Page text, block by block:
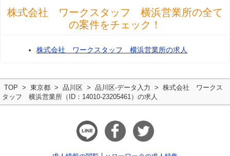
株式会社 ワークスタッフ 横浜営業所の全て
の案件をチェック！
株式会社 ワークスタッフ 横浜営業所の求人
TOP 東京都 品川区 品川区-データ入力
株式会社 ワークス
タッフ 横浜営業所（ID：14010-23205461）の求人